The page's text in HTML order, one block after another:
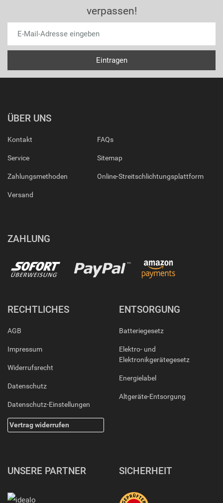
verpassen!
ÜBER UNS
Kontakt
Service
Zahlungsmethoden
Versand
FAQs
Sitemap
Online-Streitschlichtungsplattform
ZAHLUNG
RECHTLICHES
AGB
Impressum
Widerrufsrecht
Datenschutz
Datenschutz-Einstellungen
Vertrag widerrufen
ENTSORGUNG
Batteriegesetz
Elektro- und
Elektronikgerätegesetz
Energielabel
Altgeräte-Entsorgung
UNSERE PARTNER SICHERHEIT